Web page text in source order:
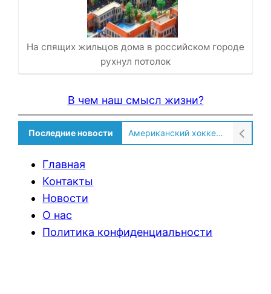
На спящих жильцов дома в российском городе
рухнул потолок
В чем наш смысл жизни?
Последние новости Американский хоккеист рассказал о культурном шоке после переезда в Россию!
Главная
Контакты
Новости
О нас
Политика конфиденциальности